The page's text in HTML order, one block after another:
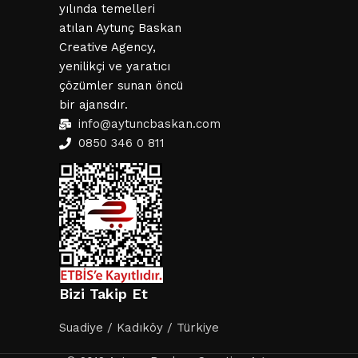
yılında temelleri
atılan Aytunç Baskan
Creative Agency,
yenilikçi ve yaratıcı
çözümler sunan öncü
bir ajansdır.
info@aytuncbaskan.com
0850 346 0 811
Bizi Takip Et
Suadiye / Kadıköy / Türkiye